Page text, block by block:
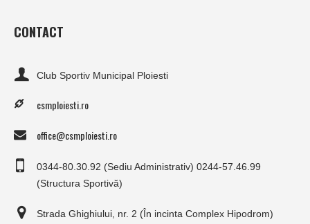
CONTACT
Club Sportiv Municipal Ploiesti
csmploiesti.ro
office@csmploiesti.ro
0344-80.30.92 (Sediu Administrativ) 0244-57.46.99
(Structura Sportivă)
Strada Ghighiului, nr. 2 (În incinta Complex Hipodrom)